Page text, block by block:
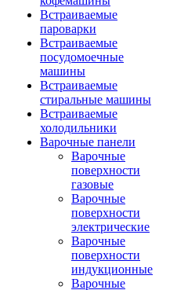
Встраиваемые
пароварки
Встраиваемые
посудомоечные
машины
Встраиваемые
стиральные машины
Встраиваемые
холодильники
Варочные панели
Варочные
поверхности
газовые
Варочные
поверхности
электрические
Варочные
поверхности
индукционные
Варочные